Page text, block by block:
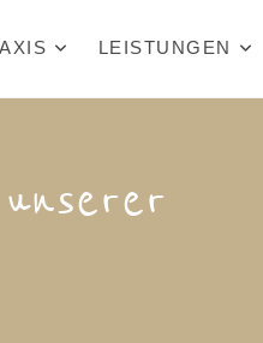
LEISTUNGEN